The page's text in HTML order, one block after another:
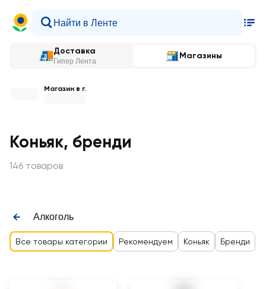
Доставка
Гипер Лента
Магазины
Магазин в г.
Коньяк, бренди
146 товаров
Алкоголь
Все товары категории Рекомендуем Коньяк Бренди